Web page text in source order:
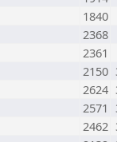
1840
2368
2361
2150
2624
2571
2462